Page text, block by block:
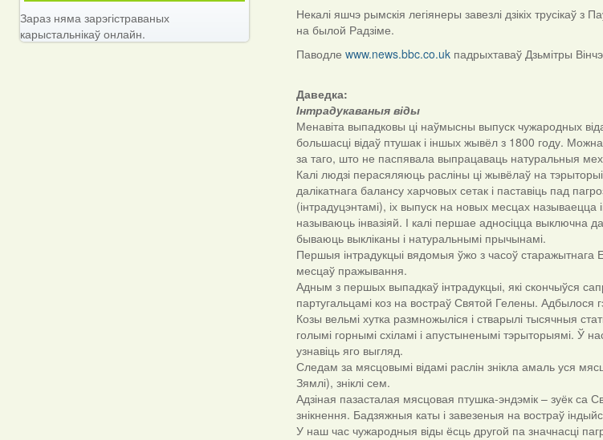
Некалі яшчэ рымскія легіянеры завезлі дзікіх
на былой Радзіме.
Паводлеwww.news.bbc.co.uk падрыхтаваў Дзьмітры
Даведка:
Інтрадукаваныя віды
Менавіта выпадковы ці наўмысны выпуск чужародных
большасці відаў птушак і іншых жывёл з 1800 году.
за таго, што не паспявала выпрацаваць натуральныя
Калі людзі перасяляюць расліны ці жывёлаў на
далікатнага балансу харчовых сетак і паставіць пад
(інтрадуцэнтамі), іх выпуск на новых месцах
называюць інвазіяй. І калі першае адносіцца выключна
бываюць выкліканы і натуральнымі прычынамі.
Першыя інтрадукцыі вядомыя ўжо з часоў старажытнага
месцаў пражывання.
Адным з першых выпадкаў інтрадукцыі, які скончыўся
партугальцамі коз на востраў Святой Гелены. Адбылося
Козы вельмі хутка размножыліся і стварылі тысячныя
голымі горнымі схіламі і апустыненымі тэрыторыямі. Ў
узнавіць яго выгляд.
Следам за мясцовымі відамі раслін знікла амаль уся
Зямлі), зніклі сем.
Адзіная пазасталая мясцовая птушка-эндэмік – зуёк са
знікнення. Бадзяжныя каты і завезеныя на востраў
У наш час чужародныя віды ёсць другой па значнасці
Зараз няма зарэгістраваных
карыстальнікаў онлайн.